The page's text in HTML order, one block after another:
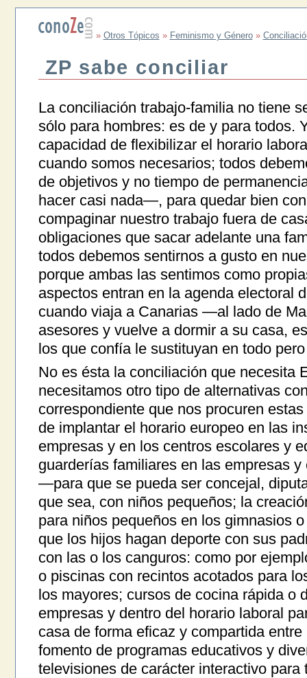
» Otros Tópicos » Feminismo y Género»
ZP sabe conciliar
La conciliación trabajo-familia no tiene
sólo para hombres: es de y para todos.
capacidad de flexibilizar el horario
cuando somos necesarios; todos
de objetivos y no tiempo de
hacer casi nada—, para quedar bien
compaginar nuestro trabajo fuera de
obligaciones que sacar adelante una
todos debemos sentirnos a gusto en
porque ambas las sentimos como
aspectos entran en la agenda electoral
cuando viaja a Canarias —al lado de
asesores y vuelve a dormir a su casa,
los que confía le sustituyan en todo
No es ésta la conciliación que necesita
necesitamos otro tipo de alternativas
correspondiente que nos procuren
de implantar el horario europeo en las
empresas y en los centros escolares y
guarderías familiares en las empresas
—para que se pueda ser concejal,
que sea, con niños pequeños; la
para niños pequeños en los gimnasios
que los hijos hagan deporte con sus
con las o los canguros: como por
o piscinas con recintos acotados para
los mayores; cursos de cocina rápida o
empresas y dentro del horario laboral
casa de forma eficaz y compartida
fomento de programas educativos y
televisiones de carácter interactivo para